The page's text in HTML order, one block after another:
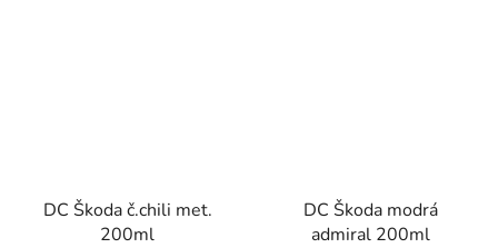
DC Škoda č.chili met.
200ml
DC Škoda modrá
admiral 200ml